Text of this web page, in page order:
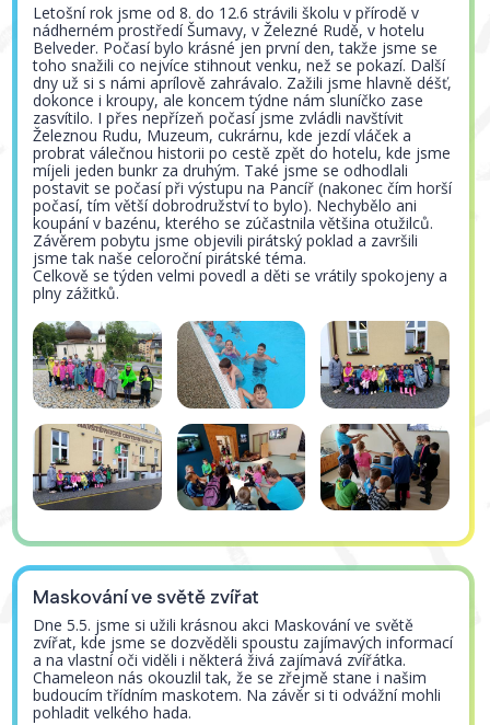
Letošní rok jsme od 8. do 12.6 strávili školu v přírodě v
nádherném prostředí Šumavy, v Železné Rudě, v hotelu
Belveder. Počasí bylo krásné jen první den, takže jsme se
toho snažili co nejvíce stihnout venku, než se pokazí. Další
dny už si s námi aprílově zahrávalo. Zažili jsme hlavně déšť,
dokonce i kroupy, ale koncem týdne nám sluníčko zase
zasvítilo. I přes nepřízeň počasí jsme zvládli navštívit
Železnou Rudu, Muzeum, cukrárnu, kde jezdí vláček a
probrat válečnou historii po cestě zpět do hotelu, kde jsme
míjeli jeden bunkr za druhým. Také jsme se odhodlali
postavit se počasí při výstupu na Pancíř (nakonec čím horší
počasí, tím větší dobrodružství to bylo). Nechybělo ani
koupání v bazénu, kterého se zúčastnila většina otužilců.
Závěrem pobytu jsme objevili pirátský poklad a završili
jsme tak naše celoroční pirátské téma.
Celkově se týden velmi povedl a děti se vrátily spokojeny a
plny zážitků.
Maskování ve světě zvířat
Dne 5.5. jsme si užili krásnou akci Maskování ve světě
zvířat, kde jsme se dozvěděli spoustu zajímavých informací
a na vlastní oči viděli i některá živá zajímavá zvířátka.
Chameleon nás okouzlil tak, že se zřejmě stane i našim
budoucím třídním maskotem. Na závěr si ti odvážní mohli
pohladit velkého hada.